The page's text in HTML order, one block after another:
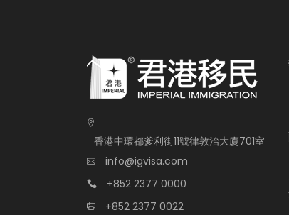
香港中環都爹利街11號律敦治大廈701室
info@igvisa.com
+852 2377 0000
+852 2377 0022